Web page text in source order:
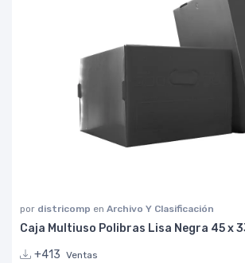
por districomp en Archivo Y Clasificación
Caja Multiuso Polibras Lisa Negra 45 x
+413 Ventas